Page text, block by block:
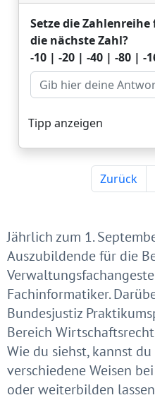
Jährlich zum 1.
Auszubildende für die
Fachinformatiker.
Bundesjustiz
Bereich
Wie du siehst, kannst
verschiedene Weisen
oder weiterbilden